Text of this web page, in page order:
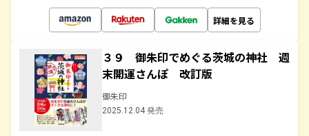
詳細を見る
３９ 御朱印でめぐる茨城の神社 週
末開運さんぽ 改訂版
御朱印
2025.12.04 発売